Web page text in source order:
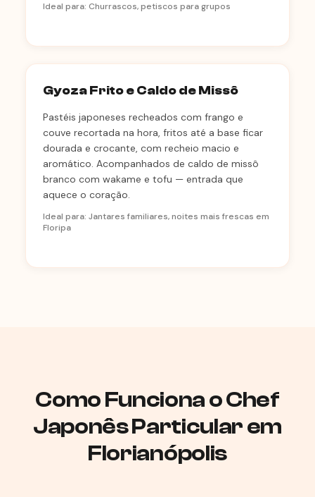
Ideal para: Churrascos, petiscos para grupos
Gyoza Frito e Caldo de Missô
Pastéis japoneses recheados com frango e
couve recortada na hora, fritos até a base ficar
dourada e crocante, com recheio macio e
aromático. Acompanhados de caldo de missô
branco com wakame e tofu — entrada que
aquece o coração.
Ideal para: Jantares familiares, noites mais frescas em
Floripa
Como Funciona o Chef
Japonês Particular em
Florianópolis